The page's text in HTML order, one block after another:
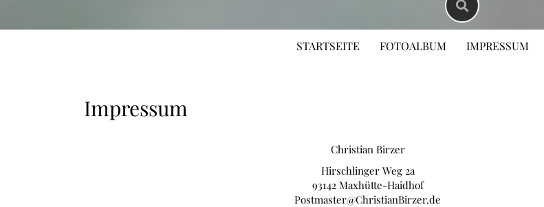
STARTSEITE FOTOALBUM IMPRESSUM
Impressum
Christian Birzer
Hirschlinger Weg 2a
93142 Maxhütte-Haidhof
Postmaster@ChristianBirzer.de